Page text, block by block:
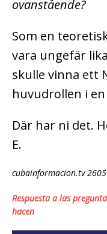
ovanstående?
Som en
vara ungefär
skulle vinna ett
huvudrollen i
Där har ni det.
E.
cubainformacion.tv
Respuesta a las
hacen